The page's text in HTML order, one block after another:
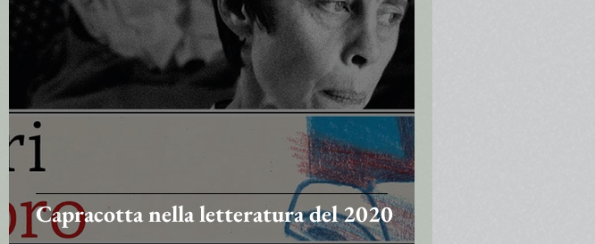
Capracotta nella letteratura del 2020